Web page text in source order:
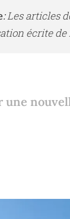
:Les articles
écrite de